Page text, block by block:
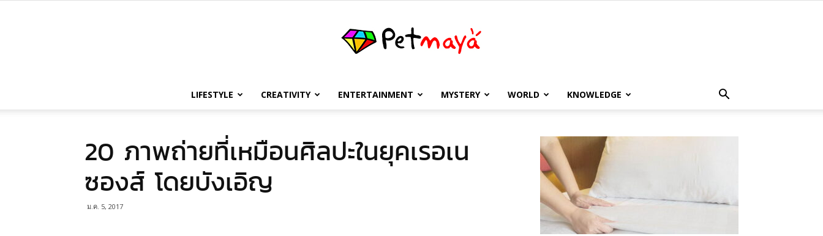
เพชร
LIFESTYLE CREATIVITY ENTERTAINMENT MYSTERY WORLD KNOWLEDGE
20 ภาพถ่ายที่เหมือนศิลปะในยุคเรอเน
ซองส์ โดยบังเอิญ
ม.ค. 5, 2017